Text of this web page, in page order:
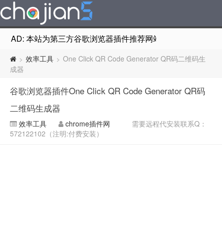
AD: 本站为第三方谷歌浏览器插件推荐网站，非Google
> 效率工具 > One Click QR Code Generator QR码二维码生
成器
谷歌浏览器插件One Click QR Code Generator QR码
二维码生成器
效率工具 chrome插件网
需要远程代安装联系Q：
572122102（注明:付费安装）